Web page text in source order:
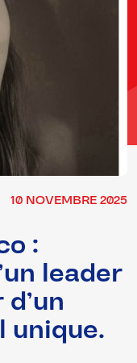
10 NOVEMBRE2025
:
leader
unique.